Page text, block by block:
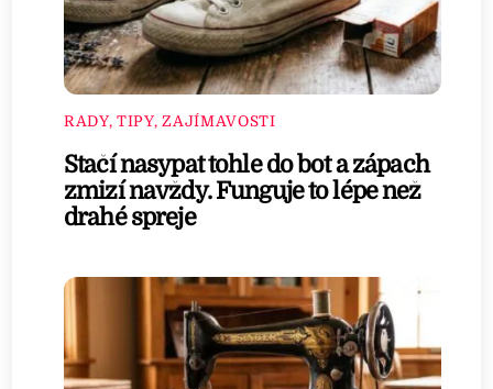
RADY, TIPY, ZAJÍMAVOSTI
Stačí nasypat tohle do bot a zápach
zmizí navždy. Funguje to lépe než
drahé spreje